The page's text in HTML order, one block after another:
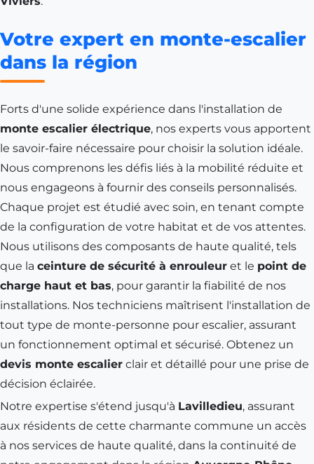
Votre expert en monte-escalier
dans la région
Forts d'une solide expérience dans l'installation de
monte escalier électrique, nos experts vous apportent
le savoir-faire nécessaire pour choisir la solution idéale.
Nous comprenons les défis liés à la mobilité réduite et
nous engageons à fournir des conseils personnalisés.
Chaque projet est étudié avec soin, en tenant compte
de la configuration de votre habitat et de vos attentes.
Nous utilisons des composants de haute qualité, tels
que la ceinture de sécurité à enrouleur et le point de
charge haut et bas, pour garantir la fiabilité de nos
installations. Nos techniciens maîtrisent l'installation de
tout type de monte-personne pour escalier, assurant
un fonctionnement optimal et sécurisé. Obtenez un
devis monte escalier clair et détaillé pour une prise de
décision éclairée.
Notre expertise s'étend jusqu'à Lavilledieu, assurant
aux résidents de cette charmante commune un accès
à nos services de haute qualité, dans la continuité de